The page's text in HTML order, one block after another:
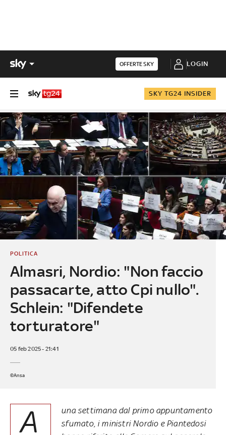
OFFERTE SKY LOGIN
SKY TG24 INSIDER
Almasri, Nordio: "Non faccio
passacarte, atto Cpi nullo".
Schlein: "Difendete
torturatore"
POLITICA
05 feb 2025 - 21:41
©Ansa
A
una settimana dal primo appuntamento
sfumato, i ministri Nordio e Piantedosi